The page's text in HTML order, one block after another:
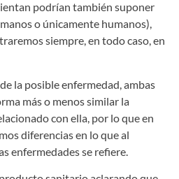
podrían también suponer
o únicamente humanos),
siempre, en todo caso, en
la posible enfermedad, ambas
más o menos similar la
con ella, por lo que en
diferencias en lo que al
enfermedades se refiere.